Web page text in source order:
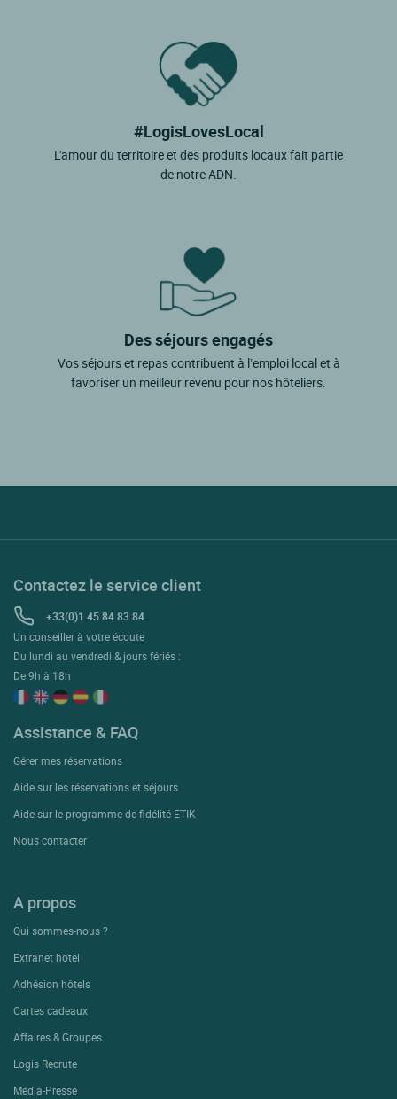
#LogisLovesLocal
L'amour du territoire et des produits locaux fait partie
de notre ADN.
Des séjours engagés
Vos séjours et repas contribuent à l’emploi local et à
favoriser un meilleur revenu pour nos hôteliers.
Contactez le service client
+33(0)1 45 84 83 84
Un conseiller à votre écoute
Du lundi au vendredi & jours fériés :
De 9h à 18h
Assistance & FAQ
Gérer mes réservations
Aide sur les réservations et séjours
Aide sur le programme de fidélité ETIK
Nous contacter
A propos
Qui sommes-nous ?
Extranet hotel
Adhésion hôtels
Cartes cadeaux
Affaires & Groupes
Logis Recrute
Média-Presse